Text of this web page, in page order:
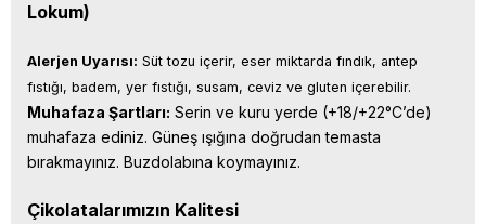
Lokum)
Alerjen Uyarısı: Süt tozu içerir, eser miktarda fındık, antep
fıstığı, badem, yer fıstığı, susam, ceviz ve gluten içerebilir.
Muhafaza Şartları: Serin ve kuru yerde (+18/+22°C’de)
muhafaza ediniz. Güneş ışığına doğrudan temasta
bırakmayınız. Buzdolabına koymayınız.
Çikolatalarımızın Kalitesi